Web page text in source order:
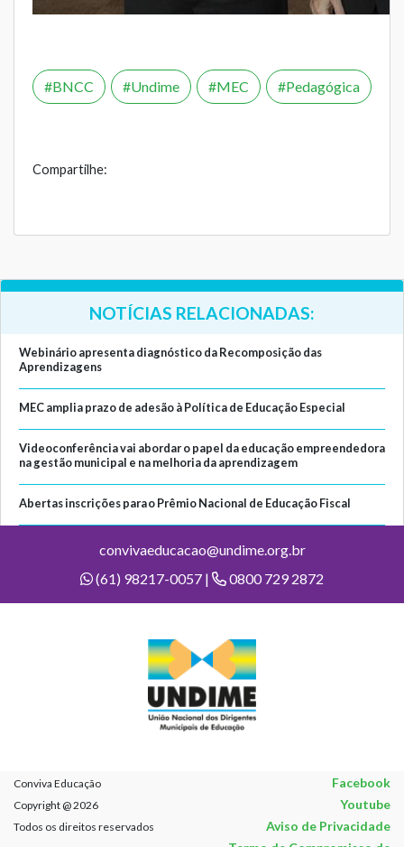
BNCC Undime MEC Pedagógica
Compartilhe:
NOTÍCIAS RELACIONADAS:
Webinário apresenta diagnóstico da Recomposição das
Aprendizagens
MEC amplia prazo de adesão à Política de Educação Especial
Videoconferência vai abordar o papel da educação empreendedora
na gestão municipal e na melhoria da aprendizagem
Abertas inscrições para o Prêmio Nacional de Educação Fiscal
convivaeducacao@undime.org.br
(61) 98217-0057 |
0800 729 2872
Conviva Educação Facebook
Copyright @ 2026 Youtube
Todos os direitos reservados
Aviso de Privacidade